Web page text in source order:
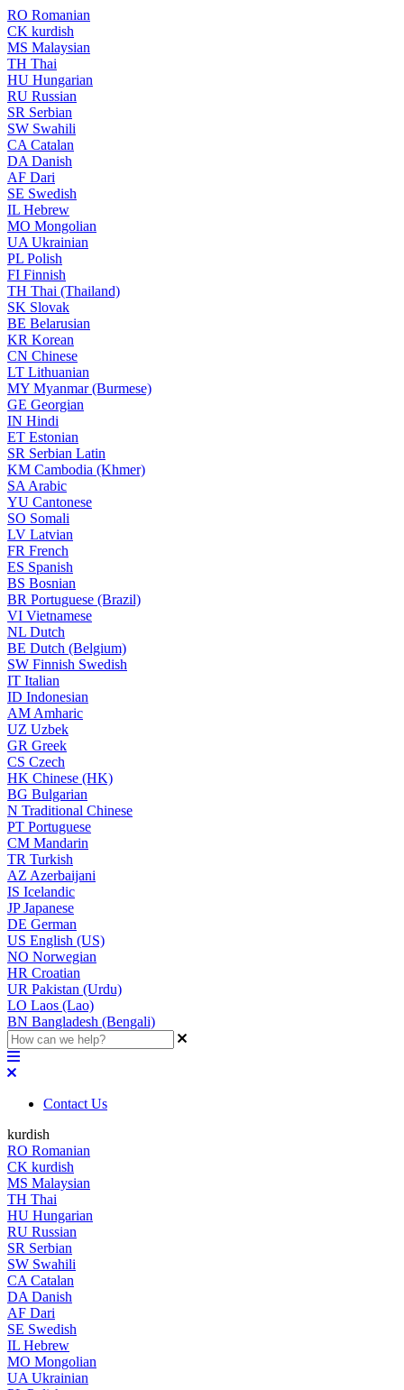
RO Romanian
CK kurdish
MS Malaysian
TH Thai
HU Hungarian
RU Russian
SR Serbian
SW Swahili
CA Catalan
DA Danish
AF Dari
SE Swedish
IL Hebrew
MO Mongolian
UA Ukrainian
PL Polish
FI Finnish
TH Thai (Thailand)
SK Slovak
BE Belarusian
KR Korean
CN Chinese
LT Lithuanian
MY Myanmar (Burmese)
GE Georgian
IN Hindi
ET Estonian
SR Serbian Latin
KM Cambodia (Khmer)
SA Arabic
YU Cantonese
SO Somali
LV Latvian
FR French
ES Spanish
BS Bosnian
BR Portuguese (Brazil)
VI Vietnamese
NL Dutch
BE Dutch (Belgium)
SW Finnish Swedish
IT Italian
ID Indonesian
AM Amharic
UZ Uzbek
GR Greek
CS Czech
HK Chinese (HK)
BG Bulgarian
N Traditional Chinese
PT Portuguese
CM Mandarin
TR Turkish
AZ Azerbaijani
IS Icelandic
JPJapanese
DE German
US English (US)
NO Norwegian
HR Croatian
UR Pakistan (Urdu)
LO Laos (Lao)
BN Bangladesh (Bengali)
Contact Us
kurdish
RO Romanian
CK kurdish
MS Malaysian
TH Thai
HU Hungarian
RU Russian
SR Serbian
SW Swahili
CA Catalan
DA Danish
AF Dari
SE Swedish
IL Hebrew
MO Mongolian
UA Ukrainian